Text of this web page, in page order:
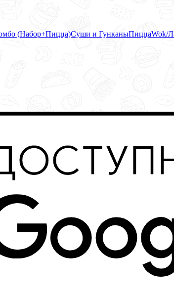
(Набор+Пицца)Суши и ГунканыПиццаWok/